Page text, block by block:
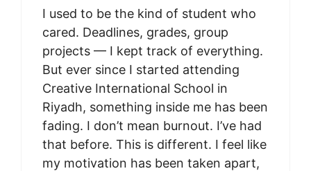
I used to be the kind of student who
cared. Deadlines, grades, group
projects — I kept track of everything.
But ever since I started attending
Creative International School in
Riyadh, something inside me has been
fading. I don’t mean burnout. I’ve had
that before. This is different. I feel like
my motivation has been taken apart,